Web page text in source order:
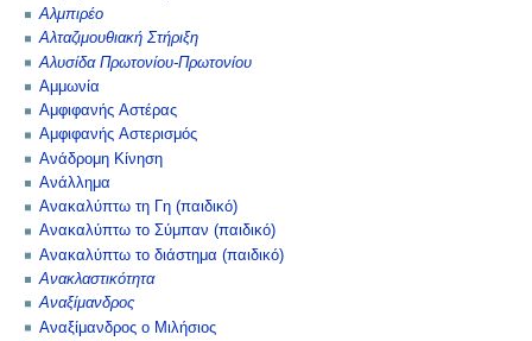
Αλμπιρέο
Αλταζιμουθιακή Στήριξη
Αλυσίδα Πρωτονίου-Πρωτονίου
Αμμωνία
Αμφιφανής Αστέρας
Αμφιφανής Αστερισμός
Ανάδρομη Κίνηση
Ανάλλημα
Ανακαλύπτω τη Γη (παιδικό)
Ανακαλύπτω το Σύμπαν (παιδικό)
Ανακαλύπτω το διάστημα (παιδικό)
Ανακλαστικότητα
Αναξίμανδρος
Αναξίμανδρος ο Μιλήσιος